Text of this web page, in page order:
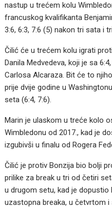
nastup u trećem kolu
francuskog kvalifikanta
3:6, 6:3, 7:6 (5) nakon tri sata i
Čilić će u trećem kolu igrati
Danila Medvedeva, koji je sa
Carlosa Alcaraza. Bit će to
prije dvije godine u
seta (6:4, 7:6).
Marin je ulaskom u treće kolo
Wimbledonu od 2017., kad je
izgubivši u finalu od Rogera
Čilić je protiv Bonzija bio bolji
prilike za break u tri od četiri
u drugom setu, kad je
uzastopna breaka, u četvrtom